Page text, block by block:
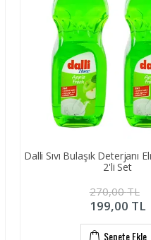
Dalli Sıvı Bulaşık Deterjanı
2'li Set
270,00TL
199,00 TL
Sepete Ekle